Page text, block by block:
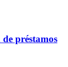
préstamos